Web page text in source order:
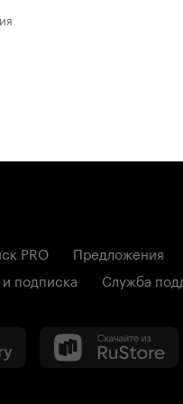
PRO Предложения
подписка Служба